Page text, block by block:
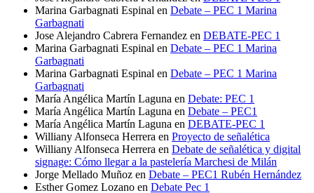
Marina Garbagnati Espinal en Debate – PEC 1 Marina
Garbagnati
Jose Alejandro Cabrera Fernandez en DEBATE-PEC 1
Marina Garbagnati Espinal en Debate – PEC 1 Marina
Garbagnati
Marina Garbagnati Espinal en Debate – PEC 1 Marina
Garbagnati
María Angélica Martín Laguna en Debate: PEC 1
María Angélica Martín Laguna en Debate – PEC1
María Angélica Martín Laguna en DEBATE-PEC 1
Williany Alfonseca Herrera en Proyecto de señalética
Williany Alfonseca Herrera en Debate de señalética y digital
signage: Cómo llegar a la pastelería Marchesi de Milán
Jorge Mellado Muñoz en Debate – PEC1 Rubén Hernández
Esther Gomez Lozano en Debate Pec 1